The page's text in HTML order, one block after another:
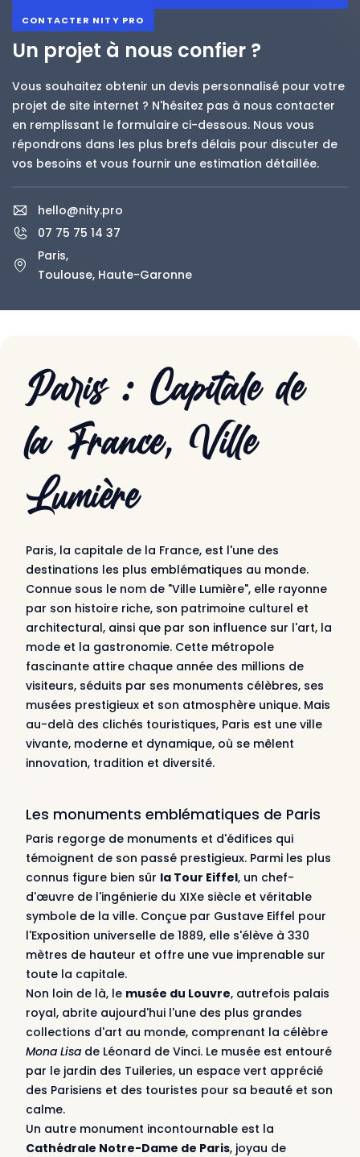
CONTACTER NITY PRO
Un projet à nous confier ?
Vous souhaitez obtenir un devis personnalisé pour votre
projet de site internet ? N'hésitez pas à nous contacter
en remplissant le formulaire ci-dessous. Nous vous
répondrons dans les plus brefs délais pour discuter de
vos besoins et vous fournir une estimation détaillée.
hello@nity.pro
07 75 75 14 37
Paris,
Toulouse, Haute-Garonne
Paris : Capitale de
la France, Ville
Lumière
Paris, la capitale de la France, est l'une des
destinations les plus emblématiques au monde.
Connue sous le nom de "Ville Lumière", elle rayonne
par son histoire riche, son patrimoine culturel et
architectural, ainsi que par son influence sur l'art, la
mode et la gastronomie. Cette métropole
fascinante attire chaque année des millions de
visiteurs, séduits par ses monuments célèbres, ses
musées prestigieux et son atmosphère unique. Mais
au-delà des clichés touristiques, Paris est une ville
vivante, moderne et dynamique, où se mêlent
innovation, tradition et diversité.
Les monuments emblématiques de Paris
Paris regorge de monuments et d'édifices qui
témoignent de son passé prestigieux. Parmi les plus
connus figure bien sûr la Tour Eiffel, un chef-
d'œuvre de l'ingénierie du XIXe siècle et véritable
symbole de la ville. Conçue par Gustave Eiffel pour
l'Exposition universelle de 1889, elle s'élève à 330
mètres de hauteur et offre une vue imprenable sur
toute la capitale.
Non loin de là, le musée du Louvre, autrefois palais
royal, abrite aujourd'hui l'une des plus grandes
collections d'art au monde, comprenant la célèbre
Mona Lisa de Léonard de Vinci. Le musée est entouré
par le jardin des Tuileries, un espace vert apprécié
des Parisiens et des touristes pour sa beauté et son
calme.
Un autre monument incontournable est la
Cathédrale Notre-Dame de Paris, joyau de